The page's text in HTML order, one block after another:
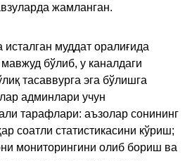
жамланган.
муддат оралиғида
бўлиб, у каналдаги
тасаввурга эга бўлишга
админлари учун
тарафлари: аъзолар сонининг
соатли статистикасини кўриш;
мониторингини олиб бориш ва